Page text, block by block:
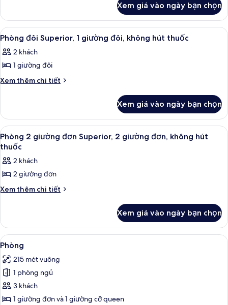
thuốc
bản,
giường
đơn,
không
thuốc
Phòng
đơn
cơ
giường
không
Xem giá vào ngày bạn chọn
Xem
tất
cả
ảnh
Phòng
1
giường
đôi,
không
hút
thuốc
Bàn ủi/dụng cụ ủi quần áo, bộ trải
6
Phòng đôi Superior, 1 giường đôi, không hút thuốc
2 khách
1 giường đôi
Xem thêm chi tiết
Chi
Phòng
đôi
Superior,
1
giường
đôi,
không
thuốc
Xem giá vào ngày bạn chọn
Xem
tất
cả
ảnh
Phòng
2
Superior,
2
giường
đơn,
không
hút
thuốc
Phòng 2 giường đơn Superior, 2
8
Phòng 2 giường đơn Superior, 2 giường đơn, không hút
thuốc
2 khách
2 giường đơn
Xem thêm chi tiết
Chi
Phòng
giường
Superior,
2
giường
đơn,
không
Xem giá vào ngày bạn chọn
Xem
tất
cả
ảnh
Phòng
Phòng | Bàn ủi/dụng cụ ủi quần áo,
2
Phòng
215 mét vuông
1 phòng ngủ
3 khách
1 giường đơn và 1 giường cỡ queen